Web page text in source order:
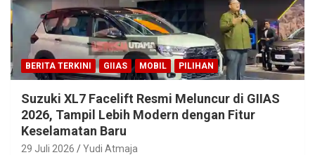
BERITA TERKINI GIIAS MOBIL PILIHAN
Suzuki XL7 Facelift Resmi Meluncur di GIIAS
2026, Tampil Lebih Modern dengan Fitur
Keselamatan Baru
29 Juli 2026 Yudi Atmaja